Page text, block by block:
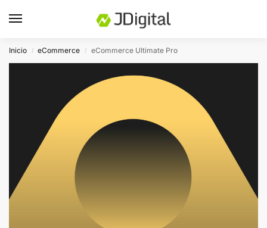
Inicio / eCommerce / eCommerce Ultimate Pro